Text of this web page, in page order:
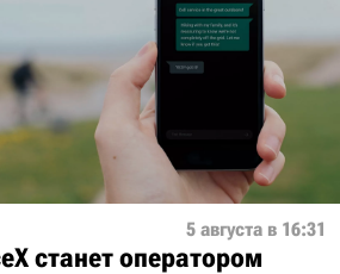
5 августа в 16:31
станет оператором